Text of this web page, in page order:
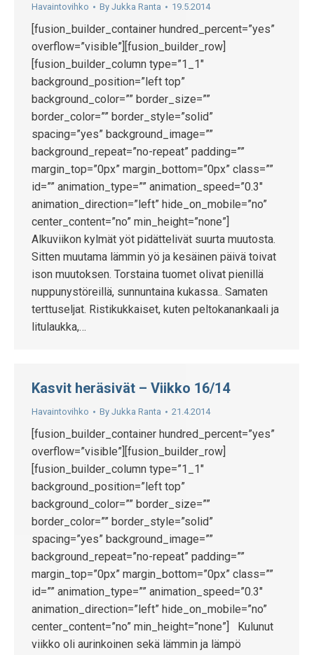
Havaintovihko By Jukka Ranta 19.5.2014
[fusion_builder_container hundred_percent=”yes”
overflow=”visible”][fusion_builder_row]
[fusion_builder_column type=”1_1″
background_position=”left top”
background_color=”” border_size=””
border_color=”” border_style=”solid”
spacing=”yes” background_image=””
background_repeat=”no-repeat” padding=””
margin_top=”0px” margin_bottom=”0px” class=””
id=”” animation_type=”” animation_speed=”0.3″
animation_direction=”left” hide_on_mobile=”no”
center_content=”no” min_height=”none”]
Alkuviikon kylmät yöt pidättelivät suurta muutosta.
Sitten muutama lämmin yö ja kesäinen päivä toivat
ison muutoksen. Torstaina tuomet olivat pienillä
nuppunystöreillä, sunnuntaina kukassa.. Samaten
terttuseljat. Ristikukkaiset, kuten peltokanankaali ja
litulaukka,…
Kasvit heräsivät – Viikko 16/14
Havaintovihko By Jukka Ranta 21.4.2014
[fusion_builder_container hundred_percent=”yes”
overflow=”visible”][fusion_builder_row]
[fusion_builder_column type=”1_1″
background_position=”left top”
background_color=”” border_size=””
border_color=”” border_style=”solid”
spacing=”yes” background_image=””
background_repeat=”no-repeat” padding=””
margin_top=”0px” margin_bottom=”0px” class=””
id=”” animation_type=”” animation_speed=”0.3″
animation_direction=”left” hide_on_mobile=”no”
center_content=”no” min_height=”none”] Kulunut
viikko oli aurinkoinen sekä lämmin ja lämpö